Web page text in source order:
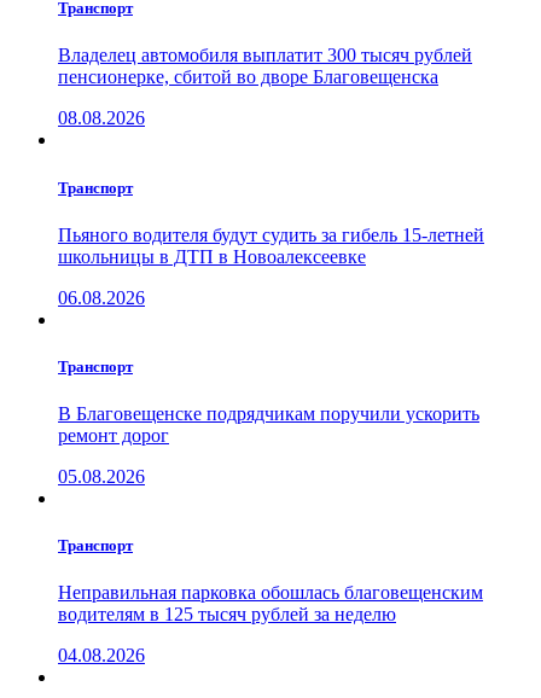
Транспорт
Владелец автомобиля выплатит 300 тысяч рублей
пенсионерке, сбитой во дворе Благовещенска
08.08.2026
Транспорт
Пьяного водителя будут судить за гибель 15-летней
школьницы в ДТП в Новоалексеевке
06.08.2026
Транспорт
В Благовещенске подрядчикам поручили ускорить
ремонт дорог
05.08.2026
Транспорт
Неправильная парковка обошлась благовещенским
водителям в 125 тысяч рублей за неделю
04.08.2026